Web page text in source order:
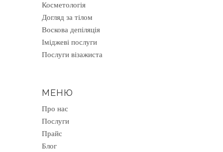
Косметологія
Догляд за тілом
Воскова депіляція
Іміджеві послуги
Послуги візажиста
МЕНЮ
Про нас
Послуги
Прайс
Блог